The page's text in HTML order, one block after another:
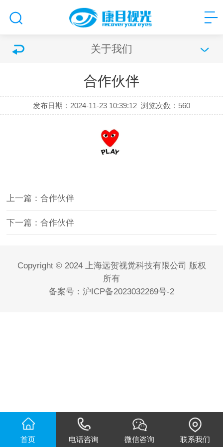
关于我们
合作伙伴
发布日期：2024-11-23 10:39:12 浏览次数： 560
上一篇：合作伙伴
下一篇：合作伙伴
Copyright © 2024 上海远贺视觉科技有限公司 版权
所有
备案号： 沪ICP备2023032269号-2
首页 电话咨询 微信咨询 联系我们